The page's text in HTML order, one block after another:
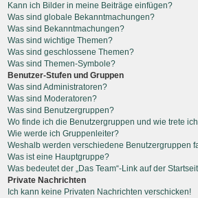
Kann ich Bilder in meine Beiträge einfügen?
Was sind globale Bekanntmachungen?
Was sind Bekanntmachungen?
Was sind wichtige Themen?
Was sind geschlossene Themen?
Was sind Themen-Symbole?
Benutzer-Stufen und Gruppen
Was sind Administratoren?
Was sind Moderatoren?
Was sind Benutzergruppen?
Wo finde ich die Benutzergruppen und wie trete
Wie werde ich Gruppenleiter?
Weshalb werden verschiedene Benutzergruppen
Was ist eine Hauptgruppe?
Was bedeutet der „Das Team“-Link auf der
Private Nachrichten
Ich kann keine Privaten Nachrichten verschicken!